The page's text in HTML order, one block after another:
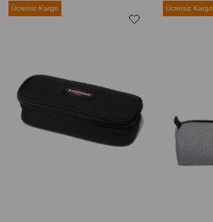
Ücretsiz Kargo Ücretsiz Kargo